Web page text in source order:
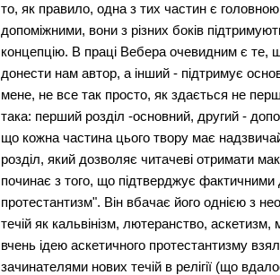
то, як правило, одна з тих частин є
допоміжними, вони з різних боків
концепцію. В праці Вебера очевидним є те,
донести нам автор, а інший - підтримує
мене, не все так просто, як здається не
така: перший розділ -основний, другий -
що кожна частина цього твору має
розділ, який дозволяє читачеві отримати
починає з того, що підтверджує фактичними
протестантизм". Він вбачає його однією з
течій як кальвінізм, лютеранство,
вчень ідею аскетичного протестантизму
зачинателями нових течій в релігії (що